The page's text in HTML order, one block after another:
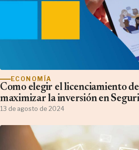
ECONOMÍA
Como elegir el licenciamiento
maximizar la inversión en
13 de agosto de 2024